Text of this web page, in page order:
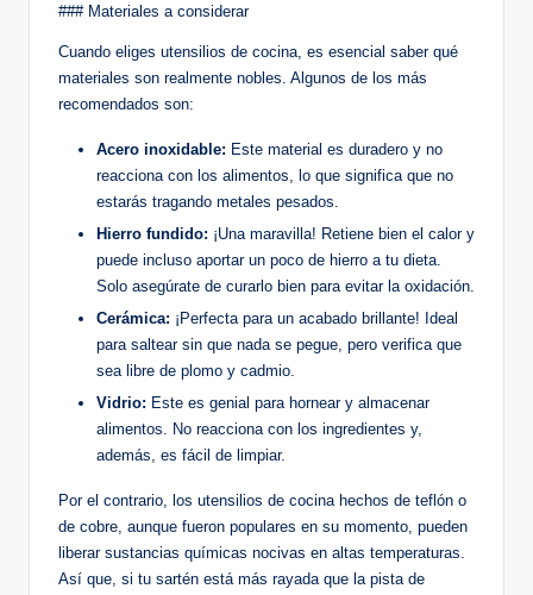
### Materiales a considerar
Cuando eliges utensilios de cocina, es esencial saber qué
materiales son realmente nobles. Algunos de los más
recomendados son:
Acero inoxidable: Este material es duradero y no
reacciona con los alimentos, lo que significa que no
estarás tragando metales pesados.
Hierro fundido: ¡Una maravilla! Retiene bien el calor y
puede incluso aportar un poco de hierro a tu dieta.
Solo asegúrate de curarlo bien para evitar la oxidación.
Cerámica: ¡Perfecta para un acabado brillante! Ideal
para saltear sin que nada se pegue, pero verifica que
sea libre de plomo y cadmio.
Vidrio: Este es genial para hornear y almacenar
alimentos. No reacciona con los ingredientes y,
además, es fácil de limpiar.
Por el contrario, los utensilios de cocina hechos de teflón o
de cobre, aunque fueron populares en su momento, pueden
liberar sustancias químicas nocivas en altas temperaturas.
Así que, si tu sartén está más rayada que la pista de